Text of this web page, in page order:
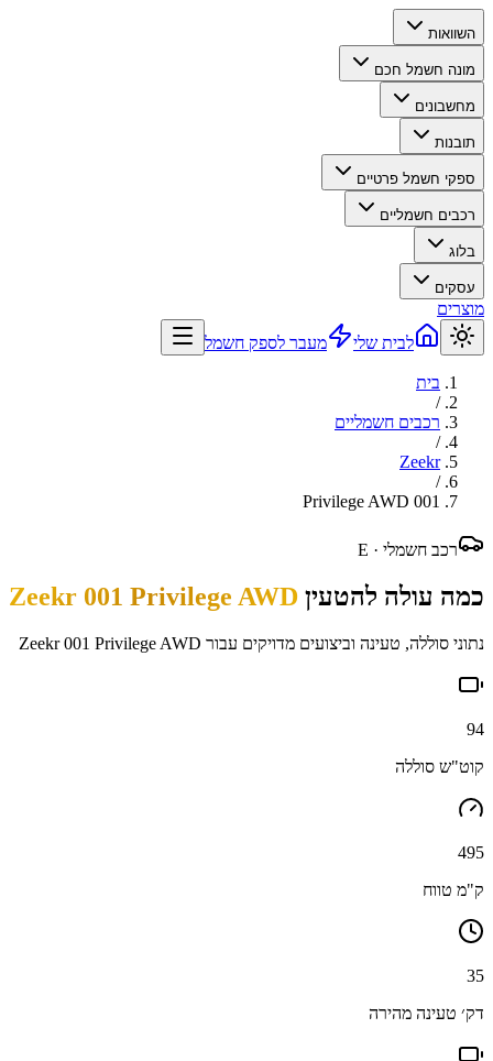
השוואות
מונה חשמל חכם
מחשבונים
תובנות
ספקי חשמל פרטיים
רכבים חשמליים
בלוג
עסקים
מוצרים
לבית שלי
מעבר לספק חשמל
בית
/
רכבים חשמליים
/
Zeekr
/
001 Privilege AWD
רכב חשמלי · E
כמה עולה להטעין Zeekr 001 Privilege AWD
נתוני סוללה, טעינה וביצועים מדויקים עבור Zeekr 001 Privilege AWD
94
קוט"ש סוללה
495
ק"מ טווח
35
דק׳ טעינה מהירה